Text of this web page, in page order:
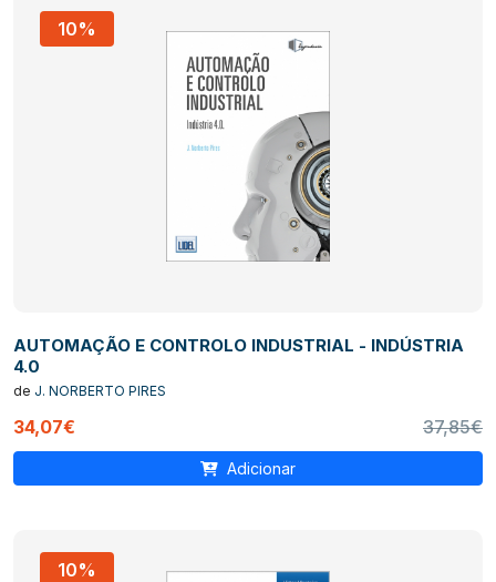
10%
AUTOMAÇÃO E CONTROLO INDUSTRIAL - INDÚSTRIA
4.0
de J. NORBERTO PIRES
34,07€ 37,85€
Adicionar
10%